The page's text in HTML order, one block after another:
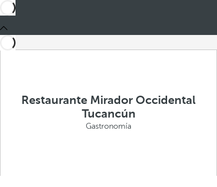
Restaurante Mirador Occidental
Tucancún
Gastronomía